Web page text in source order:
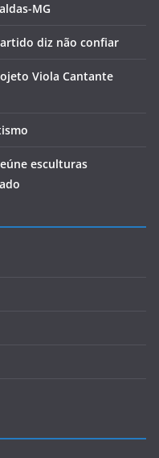
MG
diz não confiar
Viola Cantante
esculturas